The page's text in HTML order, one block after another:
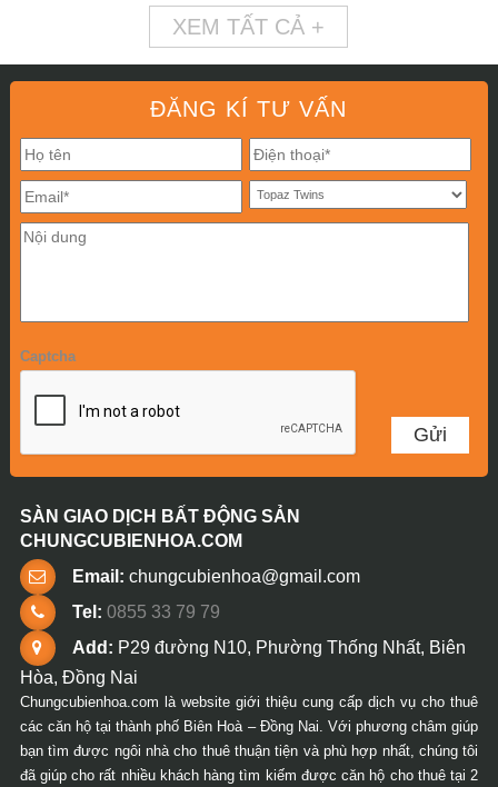
XEM TẤT CẢ +
ĐĂNG KÍ TƯ VẤN
Captcha
SÀN GIAO DỊCH BẤT ĐỘNG SẢN
CHUNGCUBIENHOA.COM
Email: chungcubienhoa@gmail.com
Tel: 0855 33 79 79
Add: P29 đường N10, Phường Thống Nhất, Biên
Hòa, Đồng Nai
Chungcubienhoa.com là website giới thiệu cung cấp dịch vụ cho thuê
các căn hộ tại thành phố Biên Hoà – Đồng Nai. Với phương châm giúp
bạn tìm được ngôi nhà cho thuê thuận tiện và phù hợp nhất, chúng tôi
đã giúp cho rất nhiều khách hàng tìm kiếm được căn hộ cho thuê tại 2